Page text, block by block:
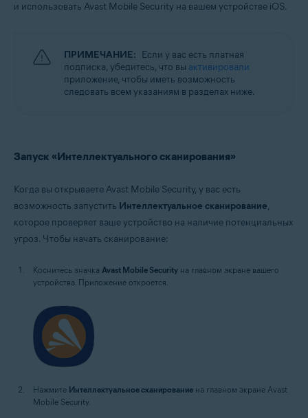
и использовать Avast Mobile Security на вашем устройстве iOS.
ПРИМЕЧАНИЕ: Если у вас есть платная
подписка, убедитесь, что вы активировали
приложение, чтобы иметь возможность
следовать всем указаниям в разделах ниже.
Запуск «Интеллектуального сканирования»
Когда вы открываете Avast Mobile Security, у вас есть
возможность запустить Интеллектуальное сканирование,
которое проверяет ваше устройство на наличие потенциальных
угроз. Чтобы начать сканирование:
Коснитесь значка Avast Mobile Security на главном экране вашего
устройства. Приложение откроется.
Нажмите Интеллектуальное сканирование на главном экране Avast
Mobile Security.